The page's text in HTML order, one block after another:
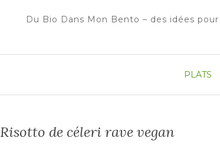
Du Bio Dans Mon Bento – des idées
PLATS
Risotto de céleri rave vegan